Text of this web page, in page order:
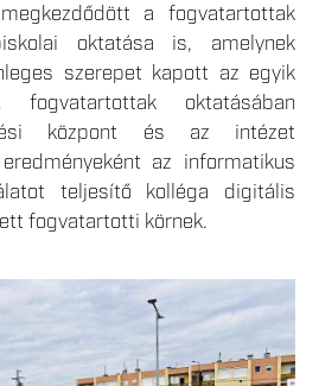
a fogvatartottak
oktatása is, amelynek
szerepet kapott az egyik
oktatásában
központ és az intézet
az informatikus
teljesítő kolléga digitális
fogvatartotti körnek.